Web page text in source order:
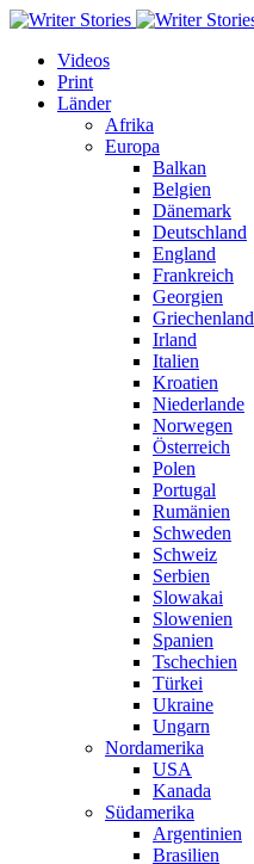
Videos
Print
Länder
Afrika
Europa
Balkan
Belgien
Dänemark
Deutschland
England
Frankreich
Georgien
Griechenland
Irland
Italien
Kroatien
Niederlande
Norwegen
Österreich
Polen
Portugal
Rumänien
Schweden
Schweiz
Serbien
Slowakai
Slowenien
Spanien
Tschechien
Türkei
Ukraine
Ungarn
Nordamerika
USA
Kanada
Südamerika
Argentinien
Brasilien